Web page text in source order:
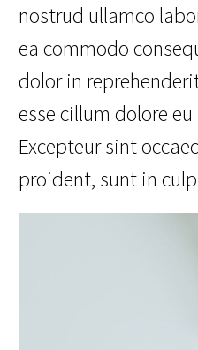
nostrud ullamco
ea commodo
dolor in
esse cillum dolore
Excepteur sint
proident, sunt in